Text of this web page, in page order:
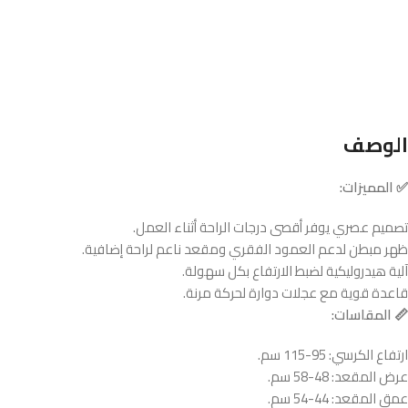
الوصف
✅ المميزات:
تصميم عصري يوفر أقصى درجات الراحة أثناء العمل.
ظهر مبطن لدعم العمود الفقري ومقعد ناعم لراحة إضافية.
آلية هيدروليكية لضبط الارتفاع بكل سهولة.
قاعدة قوية مع عجلات دوارة لحركة مرنة.
📏 المقاسات:
ارتفاع الكرسي: 95-115 سم.
عرض المقعد: 48-58 سم.
عمق المقعد: 44-54 سم.